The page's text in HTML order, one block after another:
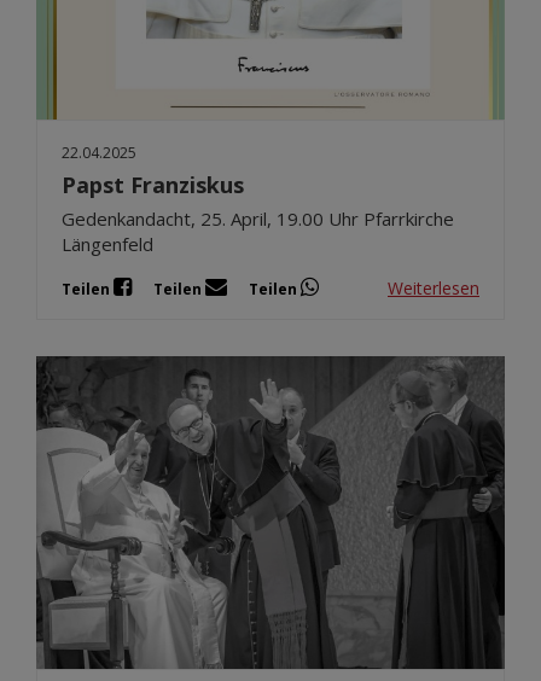
22.04.2025
Papst Franziskus
Gedenkandacht, 25. April, 19.00 Uhr Pfarrkirche
Längenfeld
Teilen Teilen Teilen Weiterlesen